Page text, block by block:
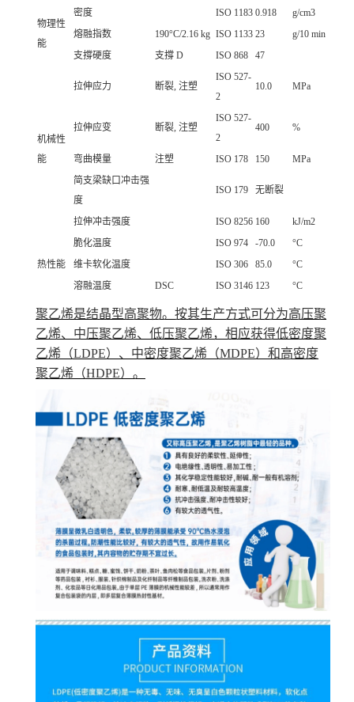
物理性
能
密度 ISO 1183 0.918
g/cm3
熔融指数
190°C/2.16 kg ISO 1133 23
g/10 min
支撐硬度
支撐 D ISO 868 47
机械性
能
拉伸应力 断裂, 注塑
ISO 527-
2
10.0 MPa
拉伸应变 断裂, 注塑
ISO 527-
2
400 %
弯曲模量 注塑 ISO 178 150
MPa
简支梁缺口冲击强
度
ISO 179 无断裂
拉伸冲击强度 ISO 8256 160 kJ/m2
热性能
脆化温度 ISO 974 -70.0
°C
维卡软化温度
ISO 306 85.0
°C
溶融温度
DSC ISO 3146 123 °C
聚乙烯是结晶型高聚物。按其生产方式可分为高压聚
乙烯、中压聚乙烯、低压聚乙烯，相应获得低密度聚
乙烯（LDPE）、 中密度聚乙烯 （MDPE）和高密度
聚乙烯（HDPE）。